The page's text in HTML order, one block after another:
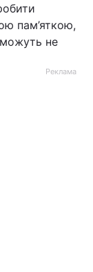
пам’яткою,
можуть не
Реклама